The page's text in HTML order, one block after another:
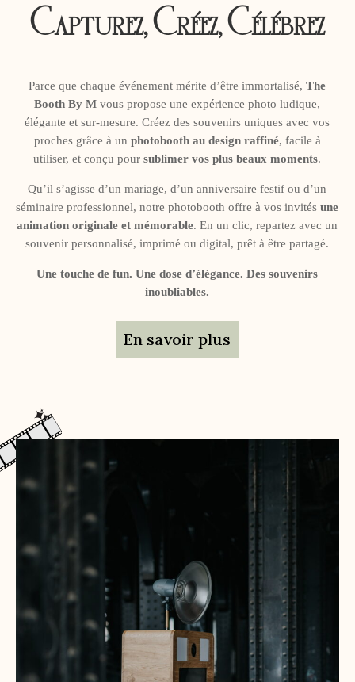
Capturez, Créez, Célébrez
Parce que chaque événement mérite d’être immortalisé,The
Booth By M vous propose une expérience photo ludique,
élégante et sur-mesure. Créez des souvenirs uniques avec vos
proches grâce à un photobooth au design raffiné, facile à
utiliser, et conçu poursublimer vos plus beaux moments.
Qu’il s’agisse d’un mariage, d’un anniversaire festif ou d’un
séminaire professionnel, notre photobooth offre à vos invitésune
animation originale et mémorable. En un clic, repartez avec un
souvenir personnalisé, imprimé ou digital, prêt à être partagé.
Une touche de fun. Une dose d’élégance. Des souvenirs
inoubliables.
En savoir plus